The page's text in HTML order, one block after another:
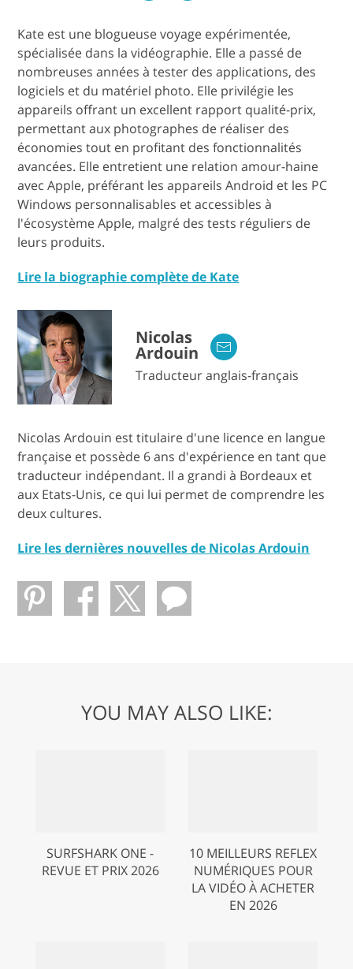
Kate est une blogueuse voyage expérimentée,
spécialisée dans la vidéographie. Elle a passé de
nombreuses années à tester des applications, des
logiciels et du matériel photo. Elle privilégie les
appareils offrant un excellent rapport qualité-prix,
permettant aux photographes de réaliser des
économies tout en profitant des fonctionnalités
avancées. Elle entretient une relation amour-haine
avec Apple, préférant les appareils Android et les PC
Windows personnalisables et accessibles à
l'écosystème Apple, malgré des tests réguliers de
leurs produits.
Lire la biographie complète de Kate
Nicolas
Ardouin
Traducteur anglais-français
Nicolas Ardouin est titulaire d'une licence en langue
française et possède 6 ans d'expérience en tant que
traducteur indépendant. Il a grandi à Bordeaux et
aux Etats-Unis, ce qui lui permet de comprendre les
deux cultures.
Lire les dernières nouvelles de Nicolas Ardouin
YOU MAY ALSO LIKE:
SURFSHARK ONE -
REVUE ET PRIX 2026
10 MEILLEURS REFLEX
NUMÉRIQUES POUR
LA VIDÉO À ACHETER
EN 2026